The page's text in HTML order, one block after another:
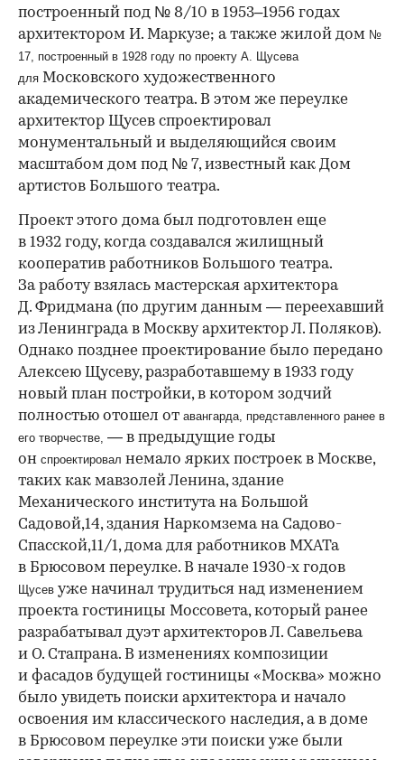
построенный под № 8/10 в 1953–1956 годах
архитектором И. Маркузе; а также жилой дом №
17, построенный в 1928 году по проекту А. Щусева
для Московского художественного
академического театра. В этом же переулке
архитектор Щусев спроектировал
монументальный и выделяющийся своим
масштабом дом под № 7, известный как Дом
артистов Большого театра.
Проект этого дома был подготовлен еще
в 1932 году, когда создавался жилищный
кооператив работников Большого театра.
За работу взялась мастерская архитектора
Д. Фридмана (по другим данным — переехавший
из Ленинграда в Москву архитектор Л. Поляков).
Однако позднее проектирование было передано
Алексею Щусеву, разработавшему в 1933 году
новый план постройки, в котором зодчий
полностью отошел от авангарда, представленного ранее в
его творчестве, — в предыдущие годы
он спроектировал немало ярких построек в Москве,
таких как мавзолей Ленина, здание
Механического института на Большой
Садовой,14, здания Наркомзема на Садово-
Спасской,11/1, дома для работников МХАТа
в Брюсовом переулке. В начале 1930-х годов
Щусев уже начинал трудиться над изменением
проекта гостиницы Моссовета, который ранее
разрабатывал дуэт архитекторов Л. Савельева
и О. Стапрана. В изменениях композиции
и фасадов будущей гостиницы «Москва» можно
было увидеть поиски архитектора и начало
освоения им классического наследия, а в доме
в Брюсовом переулке эти поиски уже были